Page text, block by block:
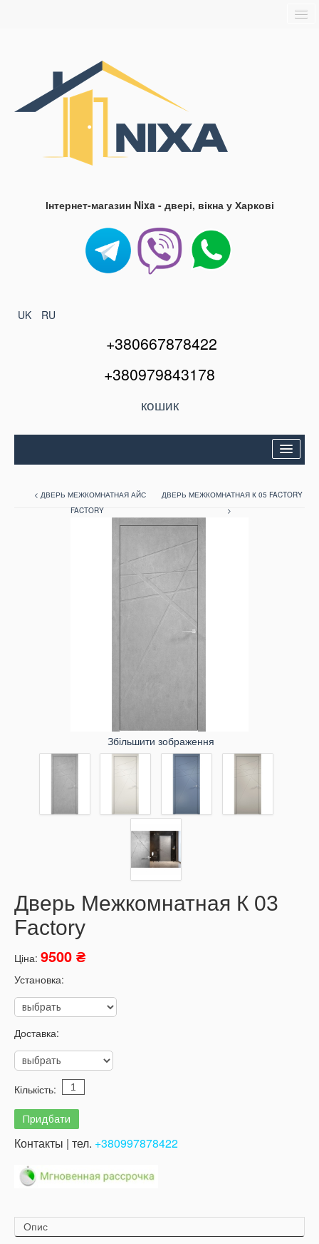
Блог
Інтернет-магазин Nixa - двері, вікна у Харкові
UK RU
+380667878422
+380979843178
кошик
Міжкімнатні двері
< ДВЕРЬ МЕЖКОМНАТНАЯ АЙС
FACTORY
ДВЕРЬ МЕЖКОМНАТНАЯ К 05 FACTORY
>
Збільшити зображення
Дверь Межкомнатная К 03
Factory
Ціна: 9500 ₴
Установка:
Доставка:
Кількість:
Контакты | тел. +380997878422
Опис